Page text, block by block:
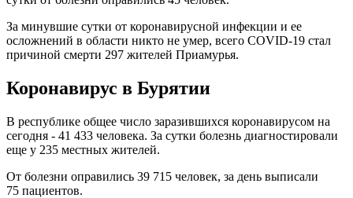
За минувшие сутки от коронавирусной инфекции и ее
осложнений в области никто не умер, всего COVID-19 стал
причиной смерти 297 жителей Приамурья.
Коронавирус в Бурятии
В республике общее число заразившихся коронавирусом на
сегодня - 41 433 человека. За сутки болезнь диагностировали
еще у 235 местных жителей.
От болезни оправились 39 715 человек, за день выписали
75 пациентов.